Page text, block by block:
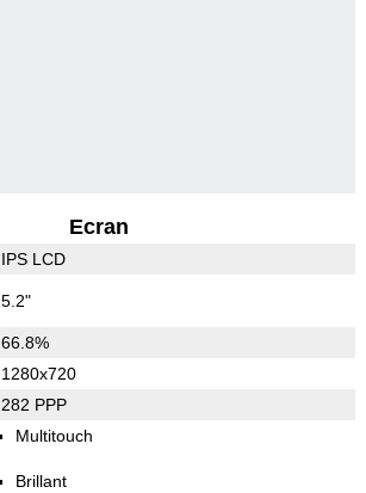
Ecran
IPS LCD
5.2"
66.8%
1280x720
282 PPP
Multitouch
Brillant